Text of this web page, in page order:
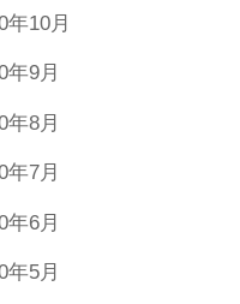
年10月
年9月
年8月
年7月
年6月
年5月